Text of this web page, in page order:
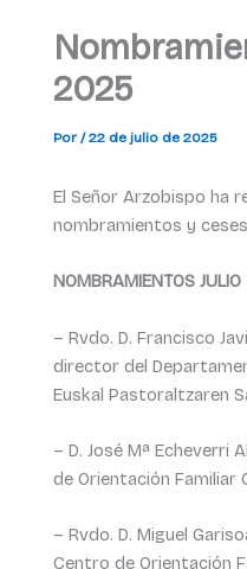
2025
Por /22 de julio de 2025
El Señor Arzobispo ha
nombramientos y
NOMBRAMIENTOS
– Rvdo. D. Francisco
director del
Euskal Pastoraltzaren
– D. José Mª Echeverri
de Orientación Familiar
– Rvdo. D. Miguel
Centro de Orientación